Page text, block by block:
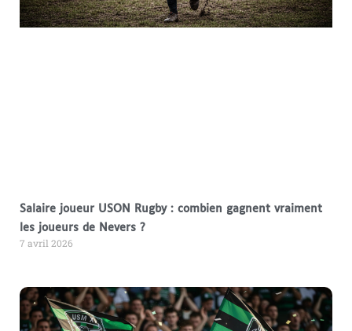
Salaire joueur USON Rugby : combien gagnent vraiment
les joueurs de Nevers ?
7 avril 2026